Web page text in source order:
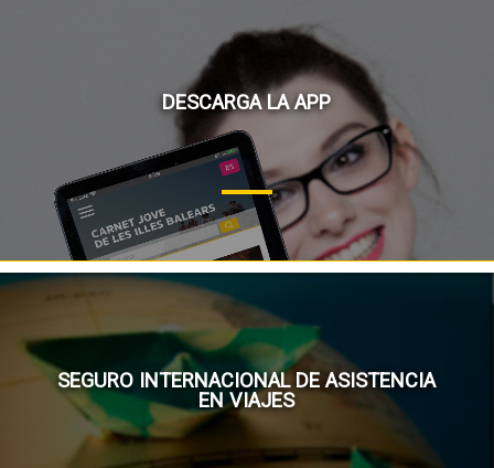
DESCARGA LA APP
SEGURO INTERNACIONAL DE ASISTENCIA
EN VIAJES